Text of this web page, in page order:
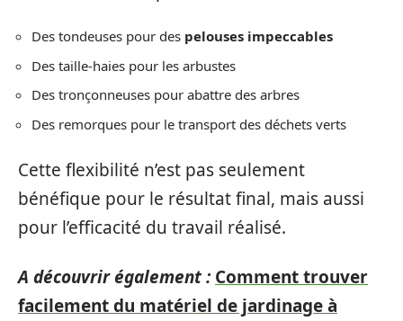
Des tondeuses pour des pelouses impeccables
Des taille-haies pour les arbustes
Des tronçonneuses pour abattre des arbres
Des remorques pour le transport des déchets verts
Cette flexibilité n’est pas seulement
bénéfique pour le résultat final, mais aussi
pour l’efficacité du travail réalisé.
A découvrir également : Comment trouver
facilement du matériel de jardinage à